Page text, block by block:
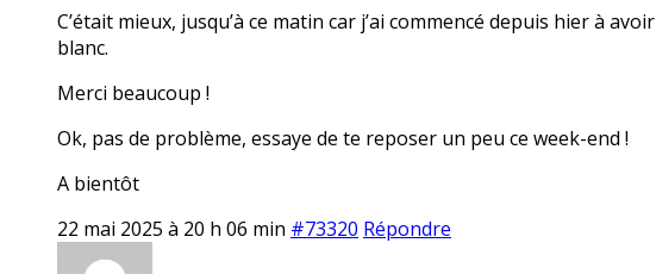
C’était mieux, jusqu’à ce matin car j’ai commencé depuis hier à
blanc.
Merci beaucoup !
Ok, pas de problème, essaye de te reposer un peu ce week-end !
A bientôt
22 mai 2025 à 20 h 06 min #73320 Répondre